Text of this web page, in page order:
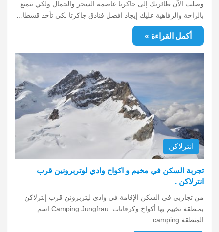
وصلت الآن طائرتك إلى جاكرتا عاصمة السحر والجمال ولكي تتمتع
بالراحة والرفاهية عليك إيجاد افضل فنادق جاكرتا لكي تأخذ قسطا…
أكمل القراءة »
انترلاكن
تجربة السكن في مخيم و اكواخ وادي لوتربرونين قرب
انترلاكن .
من تجاربي في السكن الإقامة في وادي ليتربرونن قرب إنترلاكن
بمنطقة تخييم بها أكواخ وكرفانات. Camping Jungfrau اسم
المنطقة camping…